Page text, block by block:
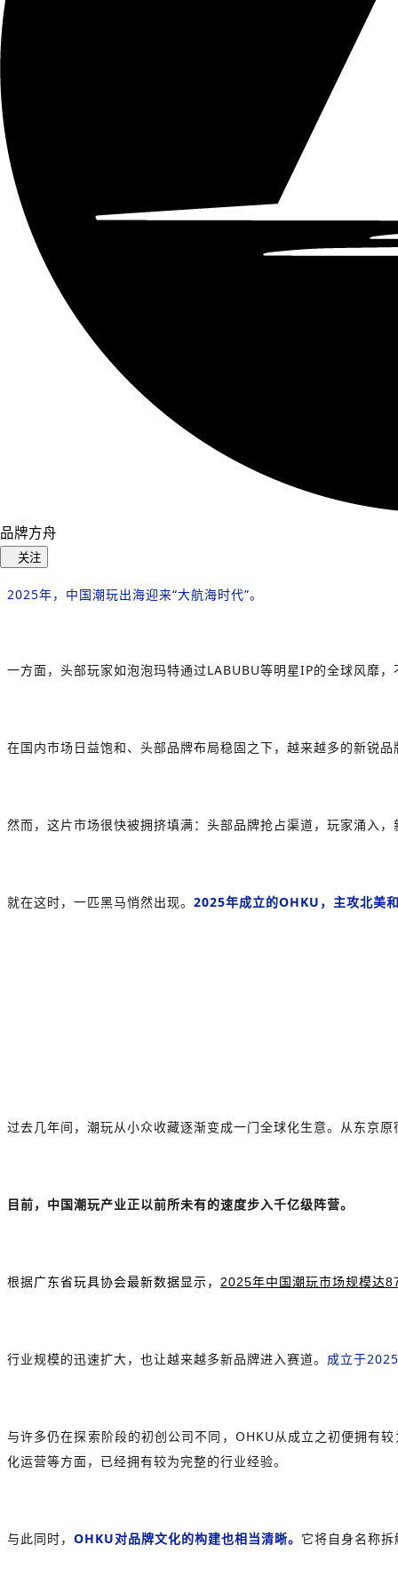
品牌方舟
关注
2025年，中国潮玩出海迎来“大航海时代”。
一方面，头部玩家如泡泡玛特通过LABUBU等明星IP的全球风靡
在国内市场日益饱和、头部品牌布局稳固之下，越来越多的新锐
然而，这片市场很快被拥挤填满：头部品牌抢占渠道，玩家涌入
就在这时，一匹黑马悄然出现。 2025年成立的OHKU ，主攻北美
过去几年间，潮玩从小众收藏逐渐变成一门全球化生意。从东京
目前，中国潮玩产业正以前所未有的速度步入千亿级阵营。
根据广东省玩具协会最新数据显示， 2025年中国潮玩市场规模达
行业规模的迅速扩大，也让越来越多新品牌进入赛道。 成立于
与许多仍在探索阶段的初创公司不同，OHKU从成立之初便拥有
化运营等方面，已经拥有较为完整的行业经验。
与此同时， OHKU对品牌文化的构建也相当清晰。 它将自身名称